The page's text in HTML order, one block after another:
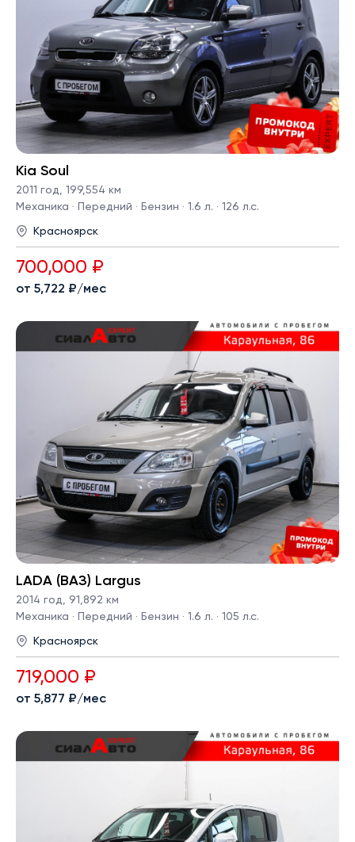
Kia Soul
2011 год
199,554 км
Механика · Передний · Бензин · 1.6 л. · 126 л.с.
Красноярск
700,000 ₽
от 5,722 ₽/мес
LADA (ВАЗ) Largus
2014 год, 91,892 км
Механика · Передний · Бензин · 1.6 л. · 105 л.с.
Красноярск
719,000 ₽
от 5,877 ₽/мес